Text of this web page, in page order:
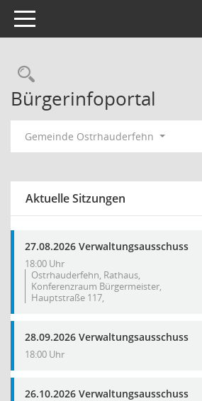
Toggle navigation
Rechercheauswahl
Bürgerinfoportal
Gemeinde Ostrhauderfehn
Aktuelle Sitzungen
27.08.2026 Verwaltungsausschuss
18:00 Uhr
Ostrhauderfehn, Rathaus,
Konferenzraum Bürgermeister,
Hauptstraße 117,
28.09.2026 Verwaltungsausschuss
18:00 Uhr
26.10.2026 Verwaltungsausschuss